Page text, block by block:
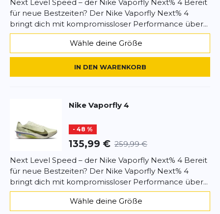
Entwickelt für Wettkämpfe von 10 km bis
Marathon
Der Vaporfly Next% 4 ist nicht nur schnell – er fühlt
sich an, als würde er fliegen.
ihn für die Halbmarathon-Distanz gekauft!
Christoph 23.10.25
Sehr schnelle und unkomplizierte Abwicklung und
Der Schuh ist grandios. Ich habe schon etliche der
Konkurrenz probiert. Dieser war am besten.
Felix Büttner 28.09.25
Vaporfly4
Super schnelle Lieferung. Bester Preis. Der Schuh
ist Mega.
SCHREIBE EINE BEWERTUNG
Vaporfly 4
Deine Bewertung:
Produktbewertung
Vorname
Next Level Speed – der Nike Vaporfly Next% 4 Bereit
für neue Bestzeiten? Der Nike Vaporfly Next% 4
bringt dich mit kompromissloser Performance über...
Wähle deine Größe
IN DEN WARENKORB
Nike Vaporfly 4
- 48 %
135,99 € 259,99 €
Next Level Speed – der Nike Vaporfly Next% 4 Bereit
für neue Bestzeiten? Der Nike Vaporfly Next% 4
bringt dich mit kompromissloser Performance über...
Wähle deine Größe